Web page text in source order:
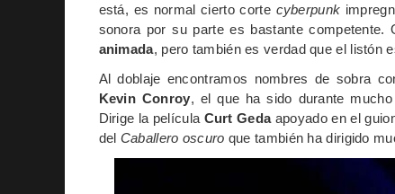
está, es normal cierto corte cyberpunk
sonora por su parte es bastante
animada, pero también es verdad que el listón
Al doblaje encontramos nombres de sobra
Kevin Conroy, el que ha sido durante
Dirige la película Curt Gedaapoyado en el
del Caballero oscuro que también ha dirigido